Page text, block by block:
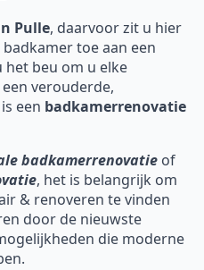
Pulle, daarvoor zit u hier
toe aan een
het beu om u elke
verouderde,
een badkamerrenovatie
badkamerrenovatie of
, het is belangrijk om
& renoveren te vinden
door de nieuwste
die moderne